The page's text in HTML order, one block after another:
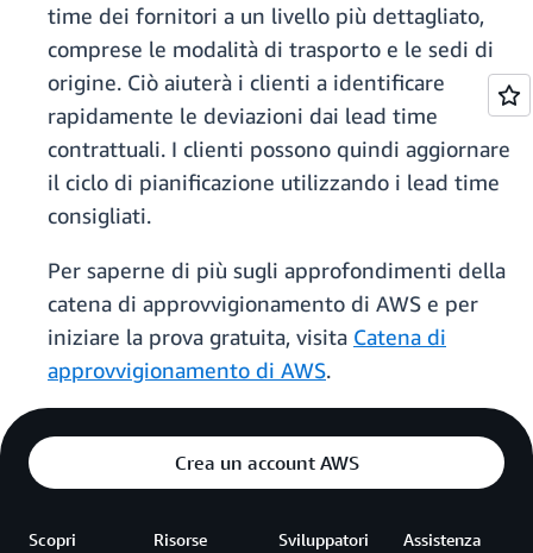
time dei fornitori a un livello più dettagliato,
comprese le modalità di trasporto e le sedi di
origine. Ciò aiuterà i clienti a identificare
rapidamente le deviazioni dai lead time
contrattuali. I clienti possono quindi aggiornare
il ciclo di pianificazione utilizzando i lead time
consigliati.
Per saperne di più sugli approfondimenti della
catena di approvvigionamento di AWS e per
iniziare la prova gratuita, visita Catena di
approvvigionamento di AWS.
Crea un account AWS
Scopri Risorse Sviluppatori Assistenza